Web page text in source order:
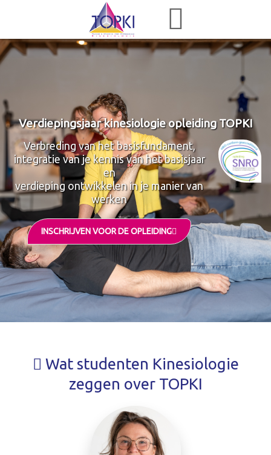
Verdiepingsjaar kinesiologie opleiding TOPKI
Verbreding van het basisfundament,
integratie van je kennis van het basisjaar
en
verdieping ontwikkelen in je manier van
werken
INSCHRIJVEN VOOR DE OPLEIDING
Wat studenten Kinesiologie
zeggen over TOPKI